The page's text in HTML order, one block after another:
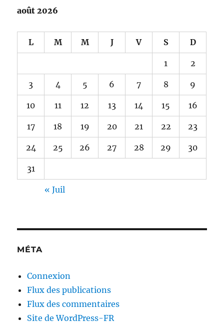
août 2026
L M M J V S D
1 2
3 4 5 6 7 8 9
10 11 12 13 14 15 16
17 18 19 20 21 22 23
24 25 26 27 28 29 30
31
« Juil
MÉTA
Connexion
Flux des publications
Flux des commentaires
Site de WordPress-FR